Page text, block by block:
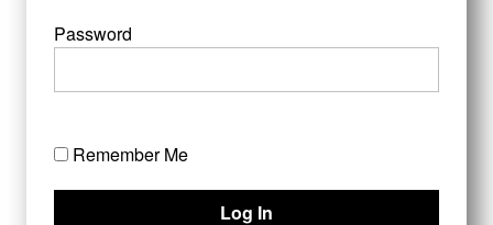
Password
Remember Me